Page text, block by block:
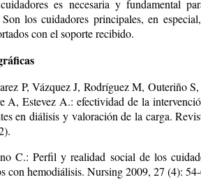
es necesaria y fundamental
los cuidadores principales, en
con el soporte recibido.
P, Vázquez J, Rodríguez M, Outeriño
A, Estevez A.: efectividad de la
en diálisis y valoración de la carga.
C.: Perfil y realidad social de los
con hemodiálisis. Nursing 2009, 27 (4):